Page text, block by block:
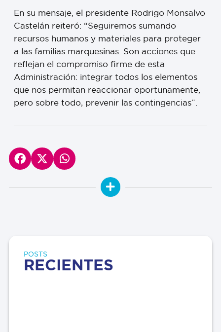
En su mensaje, el presidente Rodrigo Monsalvo
Castelán reiteró: “Seguiremos sumando
recursos humanos y materiales para proteger
a las familias marquesinas. Son acciones que
reflejan el compromiso firme de esta
Administración: integrar todos los elementos
que nos permitan reaccionar oportunamente,
pero sobre todo, prevenir las contingencias”.
POSTS
RECIENTES